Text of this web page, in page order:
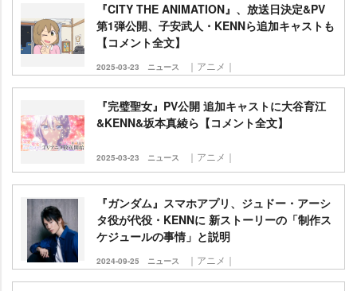
『CITY THE ANIMATION』、放送日決定&PV
第1弾公開、子安武人・KENNら追加キャストも
【コメント全文】
2025-03-23 ニュース ｜アニメ｜
『完璧聖女』PV公開 追加キャストに大谷育江
&KENN&坂本真綾ら【コメント全文】
2025-03-23 ニュース ｜アニメ｜
『ガンダム』スマホアプリ、ジュドー・アーシ
タ役が代役・KENNに 新ストーリーの「制作ス
ケジュールの事情」と説明
2024-09-25 ニュース ｜アニメ｜